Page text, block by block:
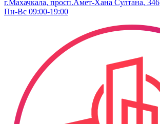
г.Махачкала, просп.Амет-Хана Султана, 346
Пн-Вс 09:00-19:00